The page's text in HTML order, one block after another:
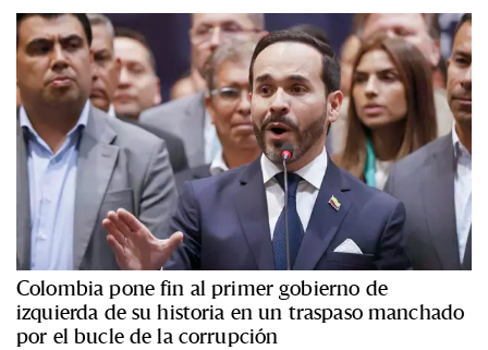
Colombia pone fin al primer gobierno de
izquierda de su historia en un traspaso manchado
por el bucle de la corrupción